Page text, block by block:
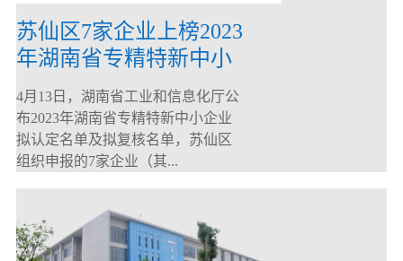
苏仙区7家企业上榜2023
年湖南省专精特新中小
企业
4月13日，湖南省工业和信息化厅公
布2023年湖南省专精特新中小企业
拟认定名单及拟复核名单，苏仙区
组织申报的7家企业（其...